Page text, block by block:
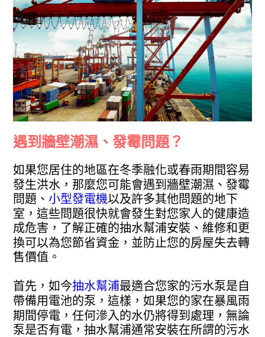
遇到牆壁潮濕、發霉問題？
如果您居住的地區在冬季融化或春雨期間容易
發生洪水，那麼您可能會遇到牆壁潮濕、發霉
問題、小型發電機以及許多其他問題的地下
室，這些問題很快就會發生對您家人的健康造
成危害，了解正確的抽水幫浦安裝、維修和更
換可以為您節省資金，並防止您的房屋失去轉
售價值。
首先，如今抽水幫浦最適合您家的污水泵是自
帶備用電池的泵，這樣，如果您的家在暴風雨
期間停電，任何滲入的水仍將得到處理，無論
泵是否有電，抽水幫浦通常安裝在所謂的污水